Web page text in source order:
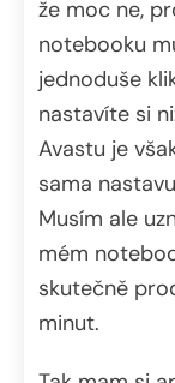
že moc ne,
notebooku
jednoduše
nastavíte si
Avastu je
sama
Musím ale
mém
skutečně
minut.